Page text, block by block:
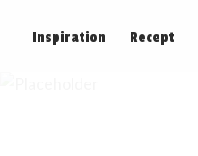
Inspiration Recept